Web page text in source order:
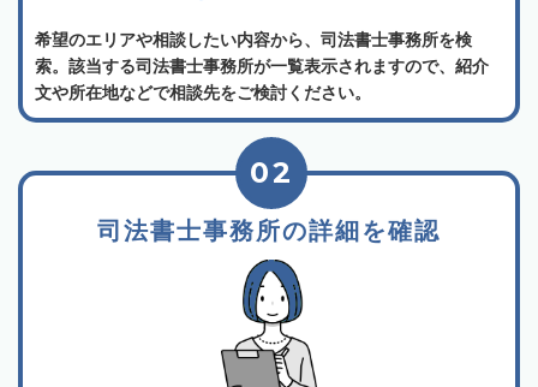
希望のエリアや相談したい内容から、司法書士事務所を検
索。該当する司法書士事務所が一覧表示されますので、紹介
文や所在地などで相談先をご検討ください。
司法書士事務所の詳細を確認
02